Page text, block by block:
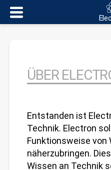
ÜBER
Entstanden ist
Technik. Electron
Funktionsweise von
näherzubringen.
Wissen an Technik